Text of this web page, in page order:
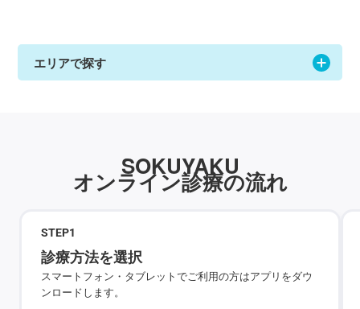
エリアで探す
SOKUYAKU
オンライン診療の流れ
STEP1
診療方法を選択
スマートフォン・タブレットでご利用の方はアプリをダウ
ンロードします。